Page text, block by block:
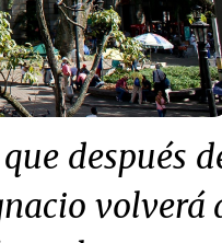
después
volverá